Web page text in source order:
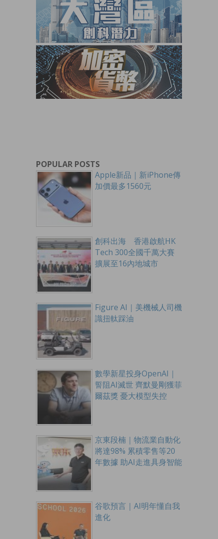
POPULAR POSTS
Apple新品｜新iPhone傳
加價最多1560元
創科出海 香港啟航HK
Tech 300全國千萬大賽
擴展至16內地城市
Figure AI｜美機械人司機
識扭軚踩油
數學新星投身OpenAI｜
誓阻AI滅世 齊默曼剛獲菲
爾茲獎 憂大模型失控
京東段楠｜物流業自動化
將達98% 累積零售等20
年數據 助AI走進具身智能
谷歌預言｜AI明年懂自我
進化